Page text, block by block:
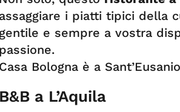
assaggiare i piatti tipici della
gentile e sempre a vostra
passione.
Casa Bologna è a
B&B a L’Aquila